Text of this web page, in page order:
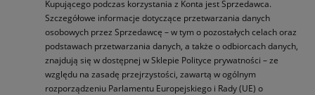
Kupującego podczas korzystania z Konta jest Sprzedawca.
Szczegółowe informacje dotyczące przetwarzania danych
osobowych przez Sprzedawcę – w tym o pozostałych celach oraz
podstawach przetwarzania danych, a także o odbiorcach danych,
znajdują się w dostępnej w Sklepie Polityce prywatności – ze
względu na zasadę przejrzystości, zawartą w ogólnym
rozporządzeniu Parlamentu Europejskiego i Rady (UE) o